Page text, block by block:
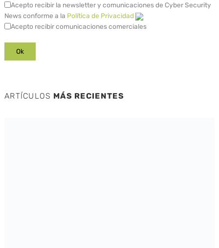
Acepto recibir la newsletter y comunicaciones de Cyber Security
News conforme a la Política de Privacidad
Acepto recibir comunicaciones comerciales
ARTÍCULOS MÁS RECIENTES